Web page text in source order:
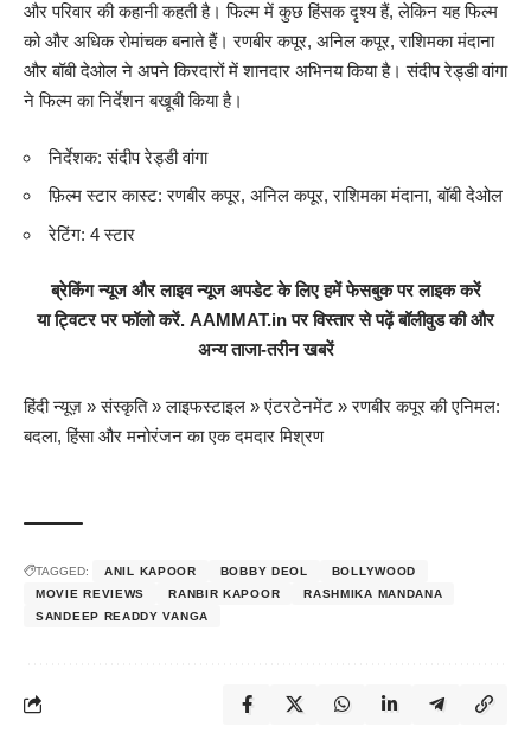
और परिवार की कहानी कहती है। फिल्म में कुछ हिंसक दृश्य हैं, लेकिन यह फिल्म
को और अधिक रोमांचक बनाते हैं। रणबीर कपूर, अनिल कपूर, राशिमका मंदाना
और बॉबी देओल ने अपने किरदारों में शानदार अभिनय किया है। संदीप रेड्डी वांगा
ने फिल्म का निर्देशन बखूबी किया है।
निर्देशक: संदीप रेड्डी वांगा
फ़िल्म स्टार कास्ट: रणबीर कपूर, अनिल कपूर, राशिमका मंदाना, बॉबी देओल
रेटिंग: 4 स्टार
ब्रेकिंग न्यूज और लाइव न्यूज अपडेट के लिए हमेंफेसबुकपर लाइक करें
याट्विटरपर फॉलो करें. AAMMAT.inपर विस्तार से पढ़ेंबॉलीवुडकी और
अन्य ताजा-तरीन खबरें
हिंदी न्यूज़ »संस्कृति»लाइफस्टाइल »एंटरटेनमेंट »रणबीर कपूर की एनिमल:
बदला, हिंसा और मनोरंजन का एक दमदार मिश्रण
TAGGED: ANIL KAPOOR BOBBY DEOL
BOLLYWOOD
MOVIE REVIEWS
RANBIR KAPOOR
RASHMIKA MANDANA
SANDEEP READDY VANGA